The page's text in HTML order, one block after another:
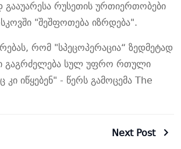
რუსეთის ურთიერთობები
"შეშფოთება იზრდება".
რომ "სპეცოპერაცია“ ზედმეტად
გაგრძელება სულ უფრო რთული
კი იწყებენ" - წერს გამოცემა The
Next Post